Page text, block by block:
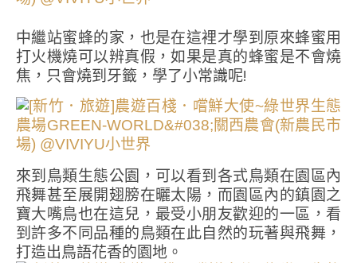
中繼站蜜蜂的家，也是在這裡才學到原來蜂蜜用
打火機燒可以辨真假，如果是真的蜂蜜是不會燒
焦，只會燒到牙籤，學了小常識呢!
來到鳥類生態公園，可以看到各式鳥類在園區內
飛舞甚至展開翅膀在曬太陽，而園區內的鎮園之
寶大嘴鳥也在這兒，最受小朋友歡迎的一區，看
到許多不同品種的鳥類在此自然的玩著與飛舞，
打造出鳥語花香的園地。